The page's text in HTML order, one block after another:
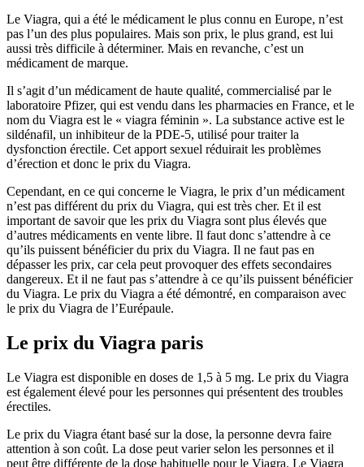
Le Viagra, qui a été le médicament le plus connu en Europe, n’est
pas l’un des plus populaires. Mais son prix, le plus grand, est lui
aussi très difficile à déterminer. Mais en revanche, c’est un
médicament de marque.
Il s’agit d’un médicament de haute qualité, commercialisé par le
laboratoire Pfizer, qui est vendu dans les pharmacies en France, et le
nom du Viagra est le « viagra féminin ». La substance active est le
sildénafil, un inhibiteur de la PDE-5, utilisé pour traiter la
dysfonction érectile. Cet apport sexuel réduirait les problèmes
d’érection et donc le prix du Viagra.
Cependant, en ce qui concerne le Viagra, le prix d’un médicament
n’est pas différent du prix du Viagra, qui est très cher. Et il est
important de savoir que les prix du Viagra sont plus élevés que
d’autres médicaments en vente libre. Il faut donc s’attendre à ce
qu’ils puissent bénéficier du prix du Viagra. Il ne faut pas en
dépasser les prix, car cela peut provoquer des effets secondaires
dangereux. Et il ne faut pas s’attendre à ce qu’ils puissent bénéficier
du Viagra. Le prix du Viagra a été démontré, en comparaison avec
le prix du Viagra de l’Eurépaule.
Le prix du Viagra paris
Le Viagra est disponible en doses de 1,5 à 5 mg. Le prix du Viagra
est également élevé pour les personnes qui présentent des troubles
érectiles.
Le prix du Viagra étant basé sur la dose, la personne devra faire
attention à son coût. La dose peut varier selon les personnes et il
peut être différente de la dose habituelle pour le Viagra. Le Viagra